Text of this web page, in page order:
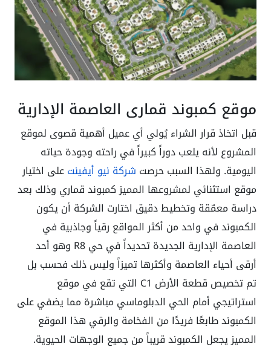
موقع كمبوند قماري العاصمة الإدارية
قبل اتخاذ قرار الشراء يُولي أي عميل أهمية قصوى لموقع
المشروع لأنه يلعب دوراً كبيراً في راحته وجودة حياته
اليومية. ولهذا السبب حرصت شركة نيو أيفينتعلى اختيار
موقع استثنائي لمشروعها المميز كمبوند قماري وذلك بعد
دراسة معمّقة وتخطيط دقيق اختارت الشركة أن يكون
الكمبوند في واحد من أكثر المواقع رقياً وجاذبية في
العاصمة الإدارية الجديدة تحديداً في حيR8 وهو أحد
أرقى أحياء العاصمة وأكثرها تميزاً وليس ذلك فحسب بل
تم تخصيص قطعة الأرض C1 التي تقع في موقع
استراتيجي أمام الحي الدبلوماسي مباشرة مما يضفي على
الكمبوند طابعًا فريدًا من الفخامة والرقي هذا الموقع
المميز يجعل الكمبوند قريباً من جميع الوجهات الحيوية.